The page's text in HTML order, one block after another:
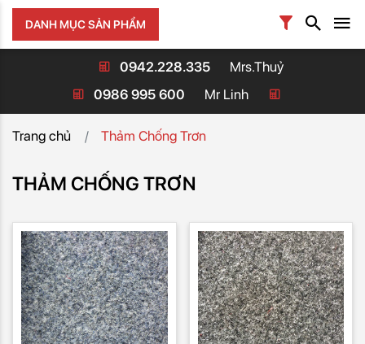
DANH MỤC SẢN PHẨM
0942.228.335
Mrs.Thuỷ
0986 995 600
Mr Linh
Trang chủ Thảm Chống Trơn
THẢM CHỐNG TRƠN